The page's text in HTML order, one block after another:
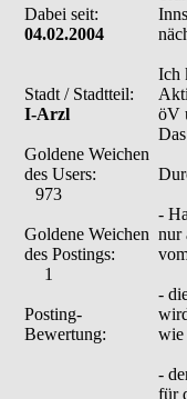
Dabei seit:
04.02.2004
Stadt / Stadtteil:
I-Arzl
Goldene Weichen
des Users:
973
Goldene Weichen
des Postings:
1
Posting-
Bewertung:
Ich
öV
-
nur
-
wie
-
für